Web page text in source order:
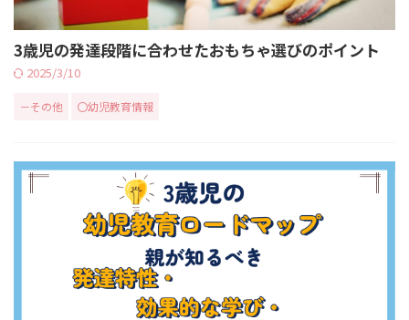
3歳児の発達段階に合わせたおもちゃ選びのポイント
2025/3/10
－その他 〇幼児教育情報